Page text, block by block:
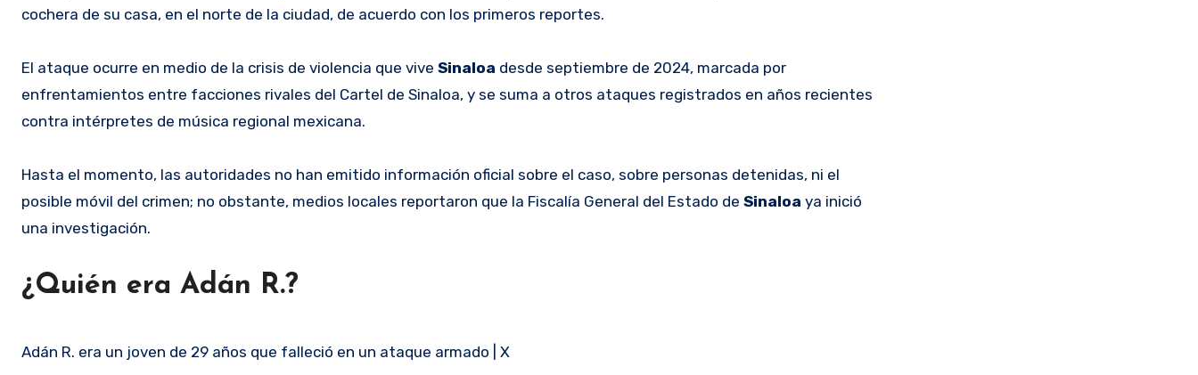
cochera de su casa, en el norte de la ciudad, de acuerdo con los primeros reportes.
El ataque ocurre en medio de la crisis de violencia que vive Sinaloa desde septiembre de 2024, marcada por
enfrentamientos entre facciones rivales del Cartel de Sinaloa, y se suma a otros ataques registrados en años recientes
contra intérpretes de música regional mexicana.
Hasta el momento, las autoridades no han emitido información oficial sobre el caso, sobre personas detenidas, ni el
posible móvil del crimen; no obstante, medios locales reportaron que la Fiscalía General del Estado de Sinaloa ya inició
una investigación.
¿Quién era Adán R.?
Adán R. era un joven de 29 años que falleció en un ataque armado | X